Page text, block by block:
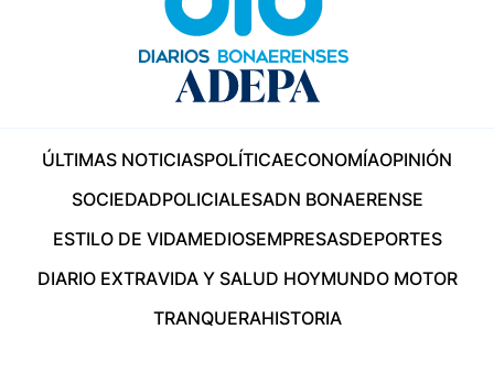
ÚLTIMAS NOTICIASPOLÍTICAECONOMÍAOPINIÓN
SOCIEDADPOLICIALESADN BONAERENSE
ESTILO DE VIDAMEDIOSEMPRESASDEPORTES
DIARIO EXTRAVIDA Y SALUD HOYMUNDO MOTOR
TRANQUERAHISTORIA